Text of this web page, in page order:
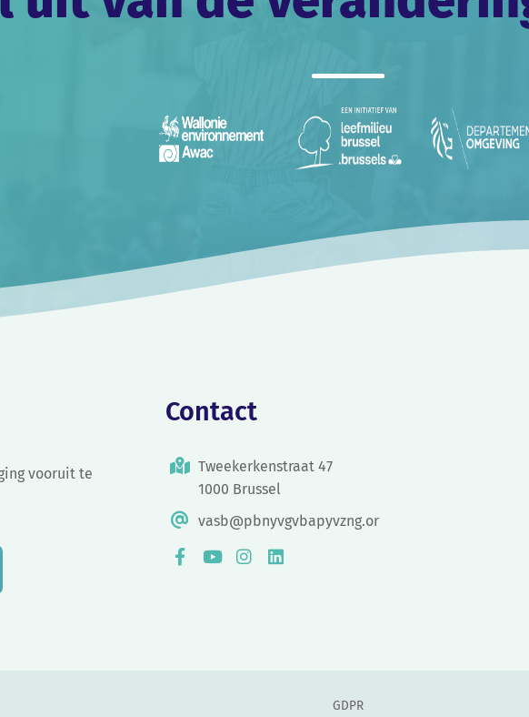
vooruit te
Contact
Tweekerkenstraat 47
1000 Brussel
vasb@pbnyvgvbapyvzng.or
GDPR